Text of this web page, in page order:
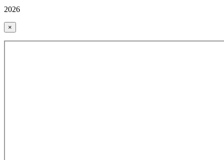
2026
×